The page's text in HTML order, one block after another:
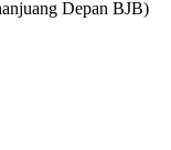
Depan BJB)